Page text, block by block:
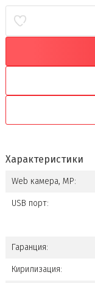
Характеристики
Web камера, MP:
USB порт:
Гаранция:
Кирилизация: